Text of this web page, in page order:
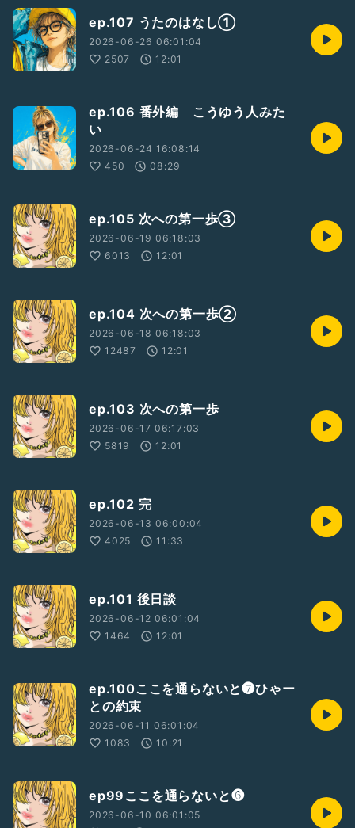
ep.107 うたのはなし①
2026-06-26 06:01:04
2507
12:01
ep.106 番外編 こうゆう人みた
い
2026-06-24 16:08:14
450
08:29
ep.105 次への第一歩③
2026-06-19 06:18:03
6013
12:01
ep.104 次への第一歩②
2026-06-18 06:18:03
12487
12:01
ep.103 次への第一歩
2026-06-17 06:17:03
5819
12:01
ep.102 完
2026-06-13 06:00:04
4025
11:33
ep.101 後日談
2026-06-12 06:01:04
1464
12:01
ep.100ここを通らないと❼ひゃー
との約束
2026-06-11 06:01:04
1083
10:21
ep99ここを通らないと❻
2026-06-10 06:01:05